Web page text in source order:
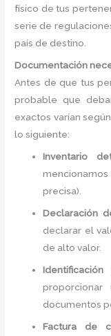
físico de tus
serie de
país de destino.
Documentación
Antes de que tus
probable que
exactos varían
lo siguiente:
Inventario
precisa).
Declaración
declarar el
de alto valor.
Identificación
documentos
Factura de